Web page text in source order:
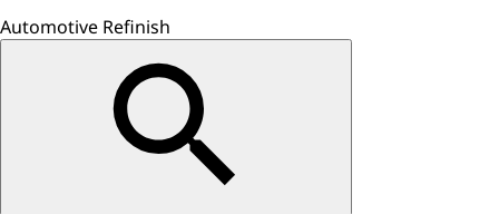
Automotive Refinish